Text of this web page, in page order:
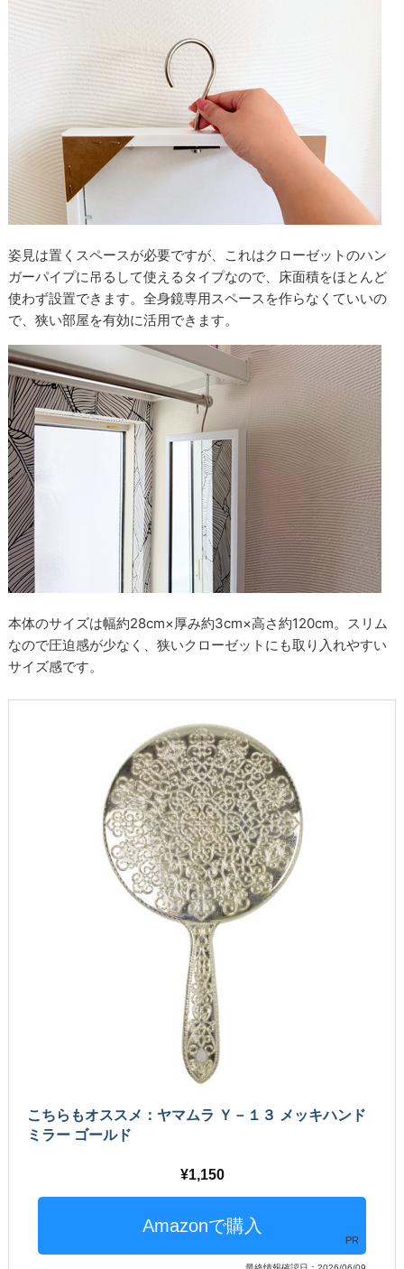
姿見は置くスペースが必要ですが、これはクローゼットのハン
ガーパイプに吊るして使えるタイプなので、床面積をほとんど
使わず設置できます。全身鏡専用スペースを作らなくていいの
で、狭い部屋を有効に活用できます。
本体のサイズは幅約28cm×厚み約3cm×高さ約120cm。スリム
なので圧迫感が少なく、狭いクローゼットにも取り入れやすい
サイズ感です。
こちらもオススメ：ヤマムラ Ｙ－１３ メッキハンド
ミラー ゴールド
1,150
PR